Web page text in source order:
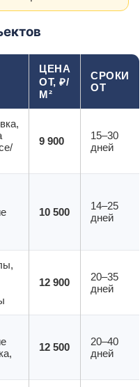
ЦЕНА
ОТ, ₽/
М²
СРОКИ
ОТ
9 900
15–30
дней
10 500
14–25
дней
12 900
20–35
дней
12 500
20–40
дней